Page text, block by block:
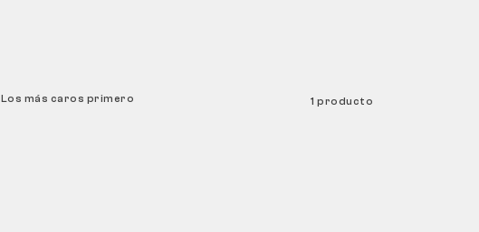
1 producto
Los más caros primero